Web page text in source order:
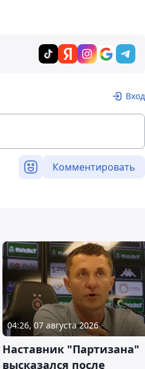
Вход
Комментировать
04:26, 07 августа 2026
Наставник "Партизана"
высказался после